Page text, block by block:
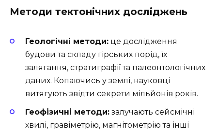
Методи тектонічних досліджень
Геологічні методи: це дослідження
будови та складу гірських порід, їх
залягання, стратиграфії та палеонтологічних
даних. Копаючись у землі, науковці
витягують звідти секрети мільйонів років.
Геофізичні методи: залучають сейсмічні
хвилі, гравіметрію, магнітометрію та інші